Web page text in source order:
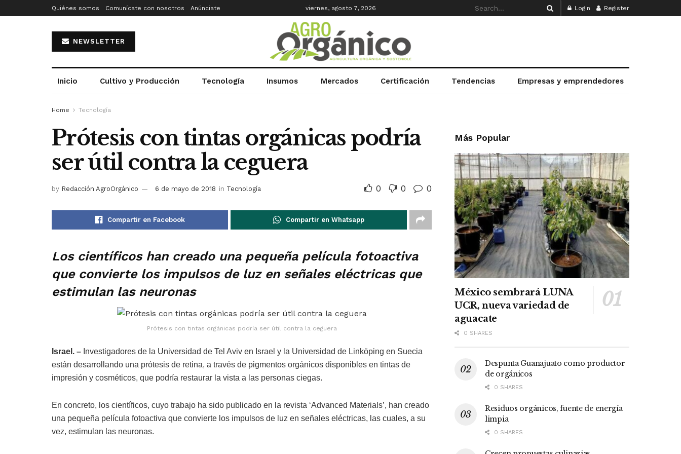
Quiénes somos Comunícate con nosotros Anúnciate viernes, agosto 7, 2026 Login Register
NEWSLETTER
Inicio Cultivo y Producción Tecnología Insumos Mercados Certificación Tendencias Empresas y emprendedores
Home Tecnología
Prótesis con tintas orgánicas podría
ser útil contra la ceguera
by Redacción AgroOrgánico 6 de mayo de 2018 in Tecnología 0 0 0
Compartir en Facebook Compartir en Whatsapp
Los científicos han creado una pequeña película fotoactiva
que convierte los impulsos de luz en señales eléctricas que
estimulan las neuronas
Prótesis con tintas orgánicas podría ser útil contra la ceguera
Israel. – Investigadores de la Universidad de Tel Aviv en Israel y la Universidad de Linköping en Suecia
están desarrollando una prótesis de retina, a través de pigmentos orgánicos disponibles en tintas de
impresión y cosméticos, que podría restaurar la vista a las personas ciegas.
En concreto, los científicos, cuyo trabajo ha sido publicado en la revista ‘Advanced Materials’, han creado
una pequeña película fotoactiva que convierte los impulsos de luz en señales eléctricas, las cuales, a su
vez, estimulan las neuronas.
Más Popular
México sembrará LUNA
UCR, nueva variedad de
aguacate
0 SHARES
Despunta Guanajuato como productor
de orgánicos
0 SHARES
Residuos orgánicos, fuente de energía
limpia
0 SHARES